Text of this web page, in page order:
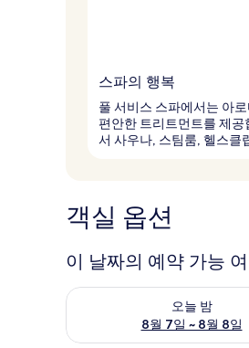
스파의 행복
풀 서비스 스파에서는 아
편안한 트리트먼트를 제
서 사우나, 스팀룸, 헬스클
객실 옵션
이 날짜의 예약 가능
오늘 밤
8월 7일 ~ 8월 8일
오늘 밤 예약 가능 여부 확인,